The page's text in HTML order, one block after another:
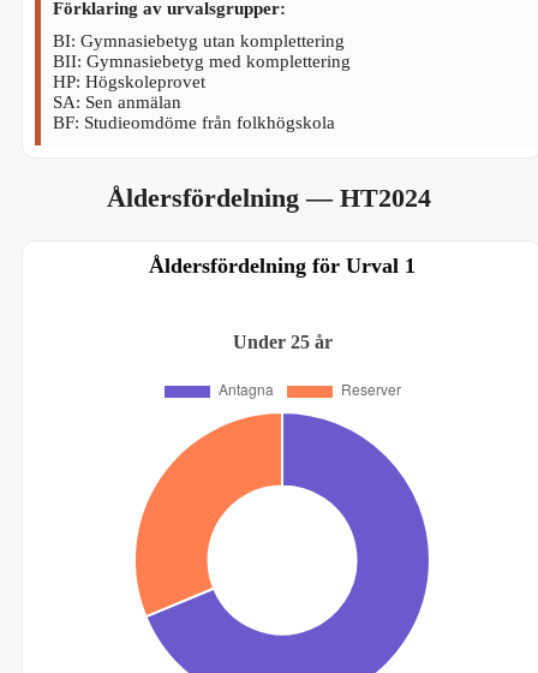
Förklaring av urvalsgrupper:
BI: Gymnasiebetyg utan komplettering
BII: Gymnasiebetyg med komplettering
HP: Högskoleprovet
SA: Sen anmälan
BF: Studieomdöme från folkhögskola
Åldersfördelning— HT2024
Åldersfördelning för Urval 1
Under 25 år